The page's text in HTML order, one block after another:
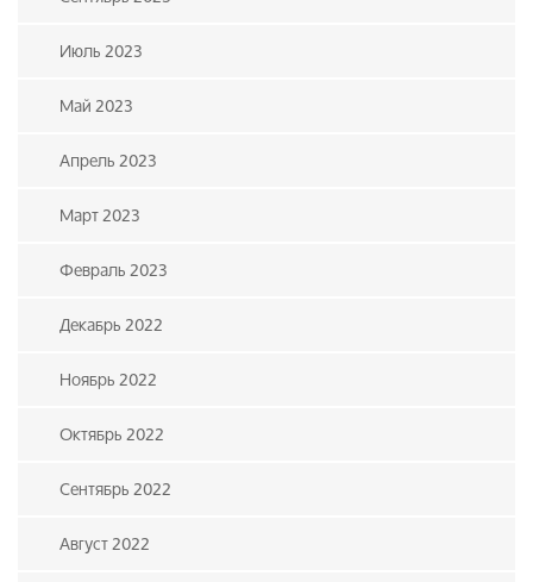
Июль 2023
Май 2023
Апрель 2023
Март 2023
Февраль 2023
Декабрь 2022
Ноябрь 2022
Октябрь 2022
Сентябрь 2022
Август 2022